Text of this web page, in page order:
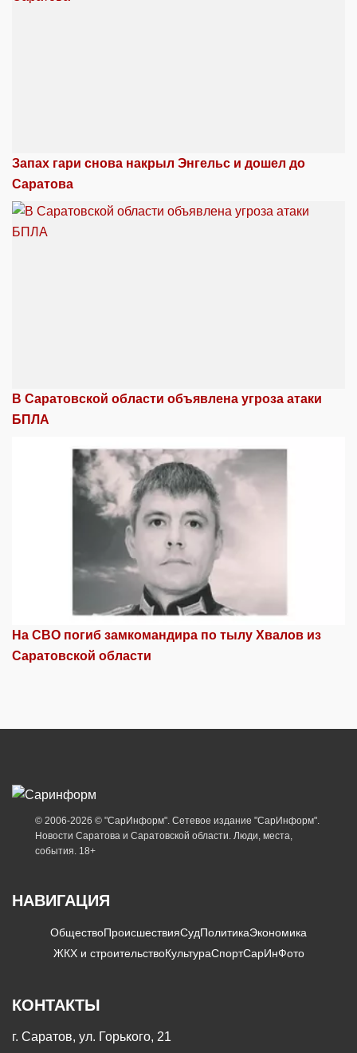
Запах гари снова накрыл Энгельс и дошел до
Саратова
В Саратовской области объявлена угроза атаки
БПЛА
На СВО погиб замкомандира по тылу Хвалов из
Саратовской области
© 2006-2026 © "СарИнформ". Сетевое издание "СарИнформ".
Новости Саратова и Саратовской области. Люди, места,
события. 18+
НАВИГАЦИЯ
ОбществоПроисшествияСудПолитикаЭкономика
ЖКХ и строительствоКультураСпортСарИнФото
КОНТАКТЫ
г. Саратов, ул. Горького, 21